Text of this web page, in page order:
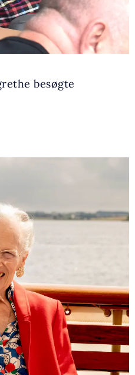
besøgte